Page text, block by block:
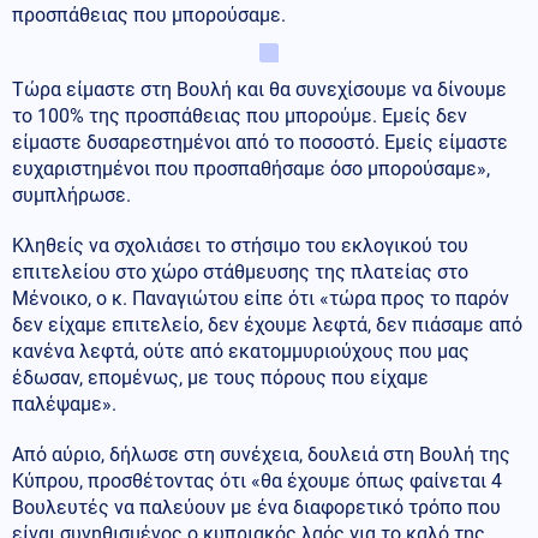
προσπάθειας που μπορούσαμε.
Τώρα είμαστε στη Βουλή και θα συνεχίσουμε να δίνουμε
το 100% της προσπάθειας που μπορούμε. Εμείς δεν
είμαστε δυσαρεστημένοι από το ποσοστό. Εμείς είμαστε
ευχαριστημένοι που προσπαθήσαμε όσο μπορούσαμε»,
συμπλήρωσε.
Κληθείς να σχολιάσει το στήσιμο του εκλογικού του
επιτελείου στο χώρο στάθμευσης της πλατείας στο
Μένοικο, ο κ. Παναγιώτου είπε ότι «τώρα προς το παρόν
δεν είχαμε επιτελείο, δεν έχουμε λεφτά, δεν πιάσαμε από
κανένα λεφτά, ούτε από εκατομμυριούχους που μας
έδωσαν, επομένως, με τους πόρους που είχαμε
παλέψαμε».
Από αύριο, δήλωσε στη συνέχεια, δουλειά στη Βουλή της
Κύπρου, προσθέτοντας ότι «θα έχουμε όπως φαίνεται 4
Βουλευτές να παλεύουν με ένα διαφορετικό τρόπο που